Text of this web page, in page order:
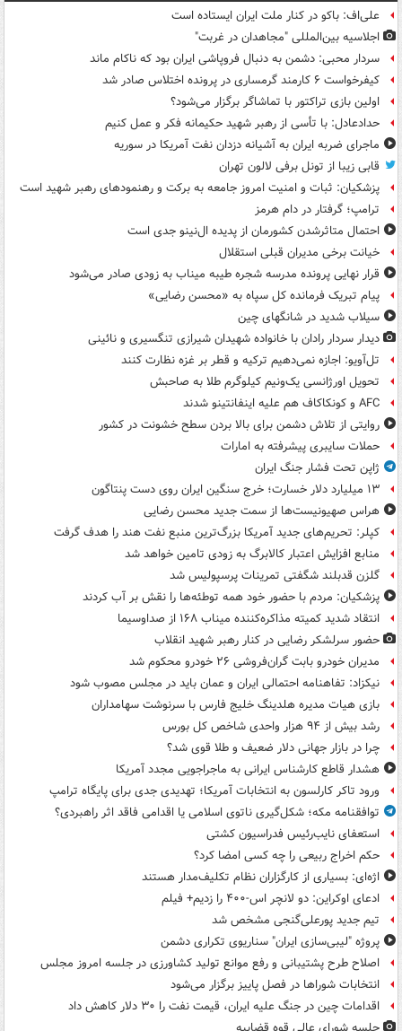
علی‌اف: باکو در کنار ملت ایران ایستاده است
اجلاسیه بین‌المللی "مجاهدان در غربت"
سردار محبی: دشمن به دنبال فروپاشی ایران بود که ناکام ماند
کیفرخواست ۶ کارمند گرمساری در پرونده اختلاس صادر شد
اولین بازی تراکتور با تماشاگر برگزار می‌شود؟
حدادعادل: با تأسی از رهبر شهید حکیمانه فکر و عمل کنیم
ماجرای ضربه ایران به آشیانه دزدان نفت آمریکا در سوریه
قابی زیبا از تونل برفی لالون تهران
پزشکیان: ثبات و امنیت امروز جامعه به برکت و رهنمودهای رهبر شهید است
ترامپ؛ گرفتار در دام هرمز
احتمال متاثرشدن کشورمان از پدیده ال‌نینو جدی است
خیانت برخی مدیران قبلی استقلال
قرار نهایی پرونده مدرسه شجره طیبه میناب به زودی صادر می‌شود
پیام تبریک فرمانده کل سپاه به «محسن رضایی»
سیلاب شدید در شانگهای چین
دیدار سردار رادان با خانواده‌ شهیدان شیرازی تنگسیری و نائینی
تل‌آویو: اجازه نمی‌دهیم ترکیه و قطر بر غزه نظارت کنند
تحویل اورژانسی یک‌ونیم کیلوگرم طلا به صاحبش
AFC و کونکاکاف هم علیه اینفانتینو شدند
روایتی از تلاش دشمن برای بالا بردن سطح خشونت در کشور
حملات سایبری پیشرفته به امارات
ژاپن تحت فشار جنگ ایران
۱۳ میلیارد دلار خسارت؛ خرج سنگین ایران روی دست پنتاگون
هراس صهیونیست‌ها از سمت جدید محسن رضایی
کپلر: تحریم‌های جدید آمریکا بزرگ‌ترین منبع نفت هند را هدف گرفت
منابع افزایش اعتبار کالابرگ به زودی تامین خواهد شد
گلزن قدبلند شگفتی تمرینات پرسپولیس شد
پزشکیان: مردم با حضور خود همه توطئه‌ها را نقش بر آب کردند
انتقاد شدید کمیته مذاکره‌کننده میناب ۱۶۸ از صداوسیما
حضور سرلشکر رضایی در کنار رهبر شهید انقلاب
مدیران خودرو بابت گران‌فروشی ۲۶ خودرو محکوم شد
نیکزاد: تفاهنامه احتمالی ایران و عمان باید در مجلس مصوب شود
بازی هیات مدیره هلدینگ خلیج فارس با سرنوشت سهامداران
رشد بیش از ۹۴ هزار واحدی شاخص کل بورس
چرا در بازار جهانی دلار ضعیف و طلا قوی شد؟
هشدار قاطع کارشناس ایرانی به ماجراجویی مجدد آمریکا
ورود تاکر کارلسون به انتخابات آمریکا؛ تهدیدی جدی برای پایگاه ترامپ
توافقنامه مکه؛ شکل‌گیری ناتوی اسلامی یا اقدامی فاقد اثر راهبردی؟
استعفای نایب‌رئیس فدراسیون کشتی
حکم اخراج ربیعی را چه کسی امضا کرد؟
اژه‌ای: بسیاری از کارگزاران نظام تکلیف‌مدار هستند
ادعای اوکراین: دو لانچر اس-۴۰۰ را زدیم+ فیلم
تیم جدید پورعلی‌گنجی مشخص شد
پروژه "لیبی‌سازی ایران" سناریوی تکراری دشمن
اصلاح طرح پشتیبانی و رفع موانع تولید کشاورزی در جلسه امروز مجلس
انتخابات شوراها در فصل پاییز برگزار می‌شود
اقدامات چین در جنگ علیه ایران، قیمت نفت را ۳۰ دلار کاهش داد
جلسه شورای عالی قوه قضاییه